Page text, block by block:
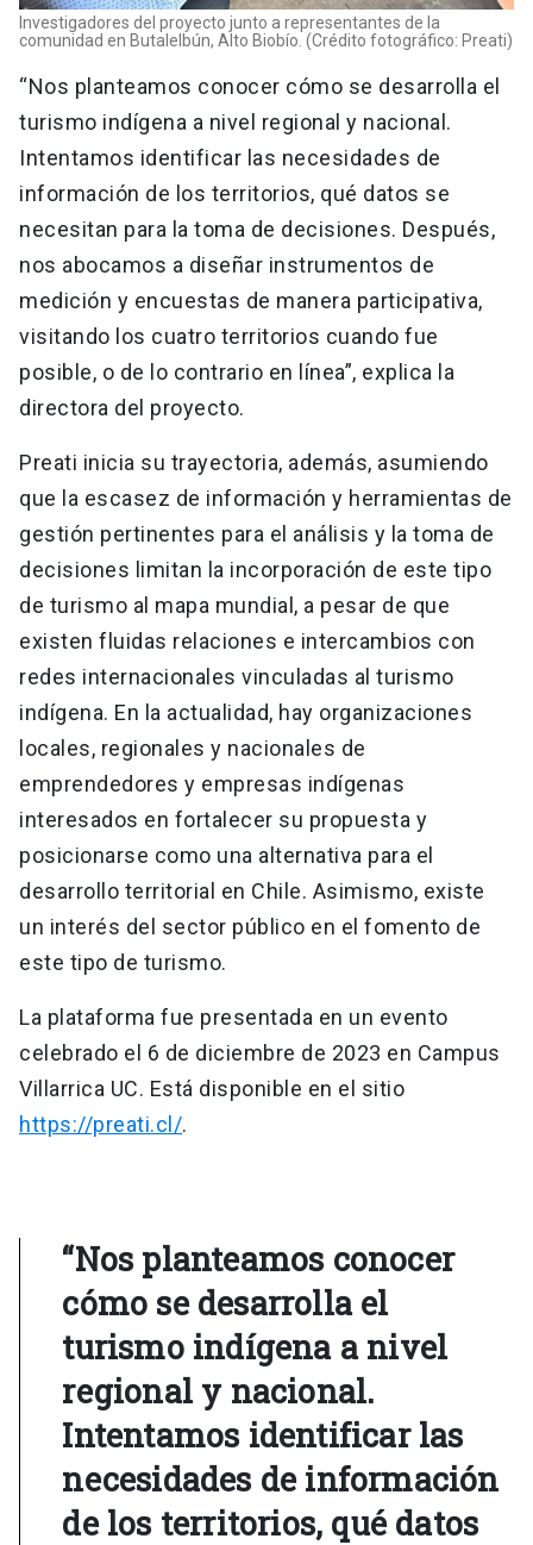
Investigadores del proyecto junto a representantes de la
comunidad en Butalelbún, Alto Biobío. (Crédito fotográfico: Preati)
“Nos planteamos conocer cómo se desarrolla el
turismo indígena a nivel regional y nacional.
Intentamos identificar las necesidades de
información de los territorios, qué datos se
necesitan para la toma de decisiones. Después,
nos abocamos a diseñar instrumentos de
medición y encuestas de manera participativa,
visitando los cuatro territorios cuando fue
posible, o de lo contrario en línea”, explica la
directora del proyecto.
Preati inicia su trayectoria, además, asumiendo
que la escasez de información y herramientas de
gestión pertinentes para el análisis y la toma de
decisiones limitan la incorporación de este tipo
de turismo al mapa mundial, a pesar de que
existen fluidas relaciones e intercambios con
redes internacionales vinculadas al turismo
indígena. En la actualidad, hay organizaciones
locales, regionales y nacionales de
emprendedores y empresas indígenas
interesados en fortalecer su propuesta y
posicionarse como una alternativa para el
desarrollo territorial en Chile. Asimismo, existe
un interés del sector público en el fomento de
este tipo de turismo.
La plataforma fue presentada en un evento
celebrado el 6 de diciembre de 2023 en Campus
Villarrica UC. Está disponible en el sitio
https://preati.cl/.
“Nos planteamos conocer
cómo se desarrolla el
turismo indígena a nivel
regional y nacional.
Intentamos identificar las
necesidades de información
de los territorios, qué datos